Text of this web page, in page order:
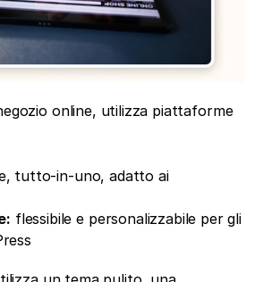
online, utilizza piattaforme
tutto-in-uno, adatto ai
flessibile e personalizzabile per gli